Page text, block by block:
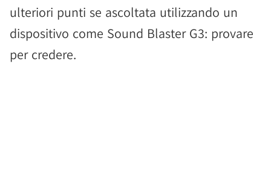
ulteriori punti se ascoltata utilizzando un
dispositivo come Sound Blaster G3: provare
per credere.